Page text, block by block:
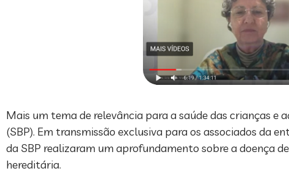
Mais um tema de relevância para a saúde das crianças e
(SBP). Em transmissão exclusiva para os associados da
da SBP realizaram um aprofundamento sobre a doença
hereditária.